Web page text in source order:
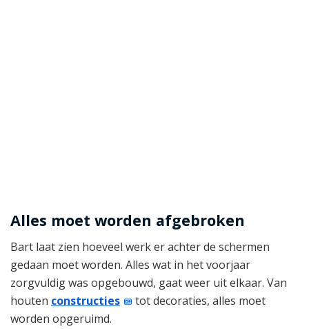
Alles moet worden afgebroken
Bart laat zien hoeveel werk er achter de schermen
gedaan moet worden. Alles wat in het voorjaar
zorgvuldig was opgebouwd, gaat weer uit elkaar. Van
houten constructies
tot decoraties, alles moet
worden opgeruimd.